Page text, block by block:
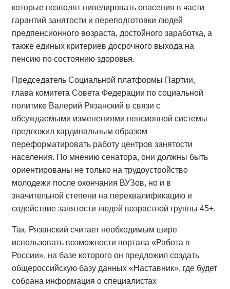
которые позволят нивелировать опасения в части
гарантий занятости и переподготовки людей
предпенсионного возраста, достойного заработка, а
также единых критериев досрочного выхода на
пенсию по состоянию здоровья.
Председатель Социальной платформы Партии,
глава комитета Совета Федерации по социальной
политике Валерий Рязанский в связи с
обсуждаемыми изменениями пенсионной системы
предложил кардинальным образом
переформатировать работу центров занятости
населения. По мнению сенатора, они должны быть
ориентированы не только на трудоустройство
молодежи после окончания ВУЗов, но и в
значительной степени на переквалификацию и
содействие занятости людей возрастной группы 45+.
Так, Рязанский считает необходимым шире
использовать возможности портала «Работа в
России», на базе которого он предложил создать
общероссийскую базу данных «Наставник», где будет
собрана информация о специалистах